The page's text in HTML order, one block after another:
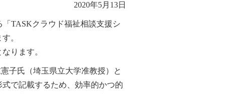
2020年5月13日
TASKクラウド福祉相談支援シ
。
ります。
子氏（埼玉県立大学准教授）と
で記載するため、効率的かつ的